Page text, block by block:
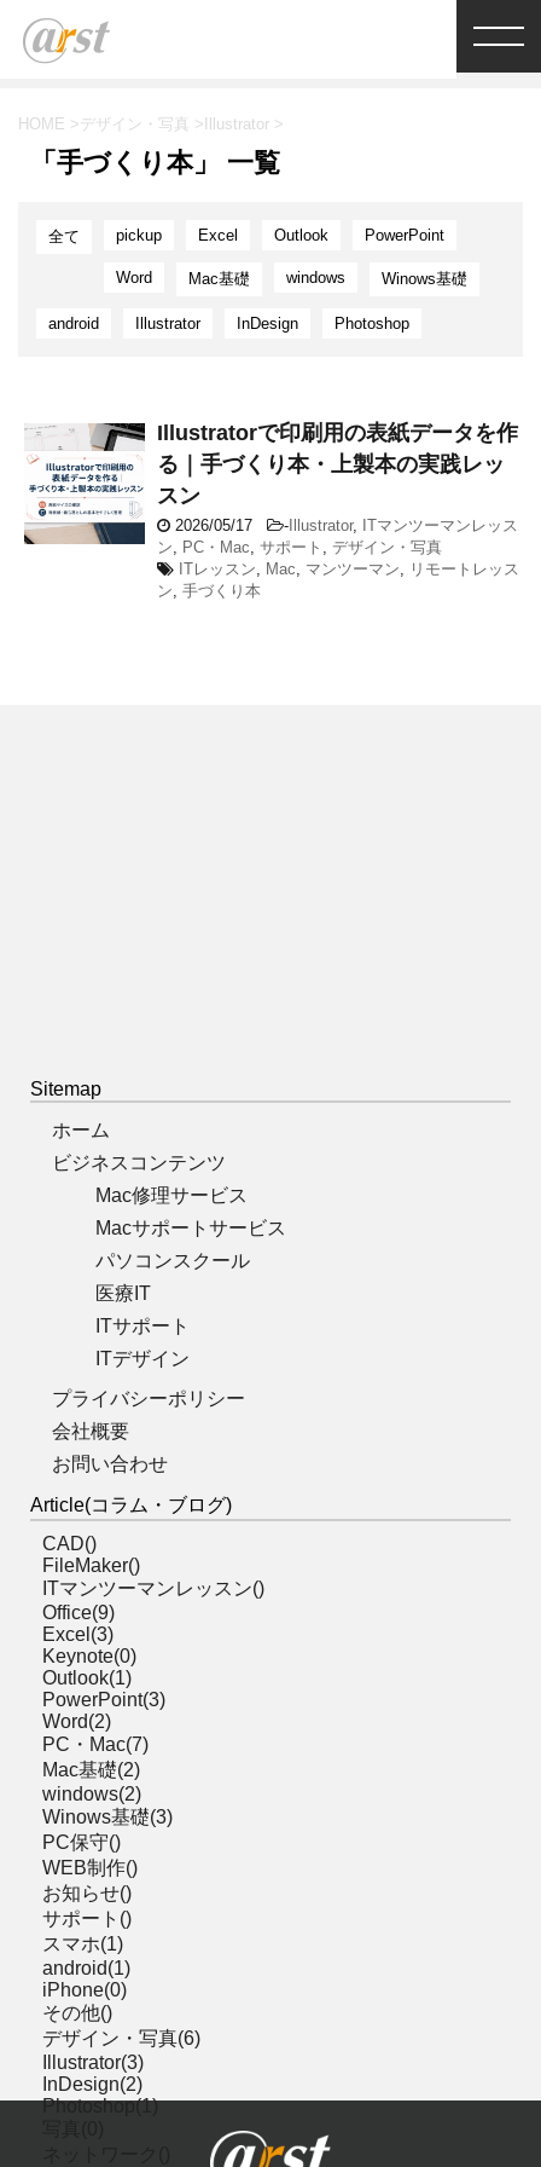
HOME > デザイン・写真 > Illustrator >
「手づくり本」 一覧
全て pickup Excel Outlook PowerPoint
Word Mac基礎 windows Winows基礎
android Illustrator InDesign Photoshop
Illustratorで印刷用の表紙データを作
る｜手づくり本・上製本の実践レッ
スン
2026/05/17 - Illustrator, ITマンツーマンレッス
ン, PC・Mac, サポート , デザイン・写真
ITレッスン, Mac, マンツーマン, リモートレッス
ン, 手づくり本
Sitemap
ホーム
ビジネスコンテンツ
Mac修理サービス
Macサポートサービス
パソコンスクール
医療IT
ITサポート
ITデザイン
プライバシーポリシー
会社概要
お問い合わせ
Article(コラム・ブログ)
CAD()
FileMaker()
ITマンツーマンレッスン()
Office(9)
Excel(3)
Keynote(0)
Outlook(1)
PowerPoint(3)
Word(2)
PC・Mac(7)
Mac基礎(2)
windows(2)
Winows基礎(3)
PC保守()
WEB制作()
お知らせ()
サポート()
スマホ(1)
android(1)
iPhone(0)
その他()
デザイン・写真(6)
Illustrator(3)
InDesign(2)
Photoshop(1)